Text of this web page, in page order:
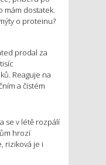
mám dostatek.
o proteinu?
prodal za
Reaguje na
a čistém
se v létě rozpálí
hrozí
riziková je i